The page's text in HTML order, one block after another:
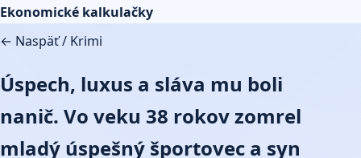
Ekonomické kalkulačky
← Naspäť/ Krimi
Úspech, luxus a sláva mu boli
nanič. Vo veku 38 rokov zomrel
mladý úspešný športovec a syn